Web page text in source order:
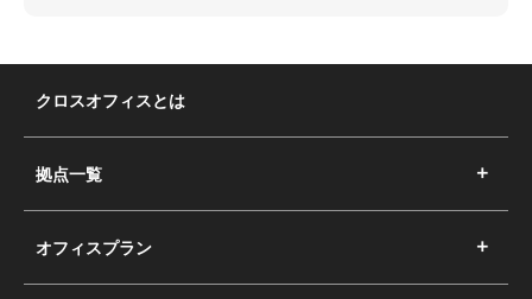
クロスオフィスとは
拠点一覧
オフィスプラン